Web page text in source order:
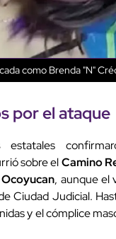
como Brenda "N"
por el ataque
estatales
sobre elCamino
Ocoyucan, aunque el
Ciudad Judicial.
y el cómplice